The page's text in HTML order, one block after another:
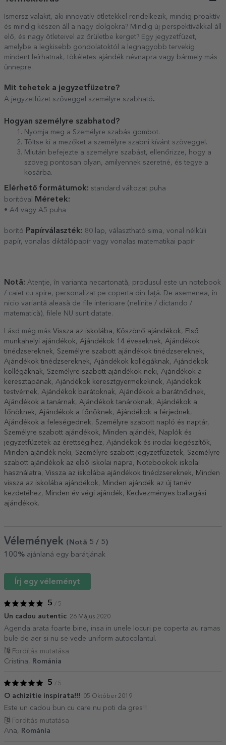
Ismersz valakit, aki innovatív ötletekkel rendelkezik, mindig proaktív
és mindig készen áll a nagy dolgokra? Mindig új perspektívákkal áll
elő, és nagy ötleteivel az őrületbe kerget? Egy jegyzetfüzet,
amelybe a legkisebb gondolatoktól a legnagyobb tervekig
mindent leírhatnak, tökéletes ajándék névnapra vagy bármely más
ünnepre.
Mit tehetek a jegyzetfüzetre?
A jegyzetfüzet szöveggel személyre szabható.
Hogyan személyre szabhatod?
Nyomja meg a Személyre szabás gombot.
Töltse ki a mezőket a személyre szabni kívánt szöveggel.
Miután befejezte a személyre szabást, ellenőrizze, hogy a
szöveg pontosan olyan, amilyennek szeretné, és tegye a
kosárba.
Elérhető formátumok: standard változat puha
borítóval
Méretek:
• A4 vagy A5 puha
borító Papírválaszték: 80 lap, választható sima, vonal nélküli
papír, vonalas diktálópapír vagy vonalas matematikai papír
Notă: Atenție, în varianta necartonată, produsul este un notebook
/ caiet cu spire, personalizat pe coperta din față. De asemenea, în
nicio variantă aleasă de file interioare (nelinite / dictando /
matematică), filele NU sunt datate.
Lásd még más Vissza az iskolába Köszönő ajándékok
Első
munkahelyi ajándékok
Ajándékok 14 éveseknek
Ajándékok
tinédzsereknek
Személyre szabott ajándékok tinédzsereknek
Ajándékok tinédzsereknek
Ajándékok kollégáknak
Ajándékok
kollégáknak
Személyre szabott ajándékok neki
Ajándékok a
keresztapának
Ajándékok keresztgyermekeknek
Ajándékok
testvérnek
Ajándékok barátoknak Ajándékok a barátnődnek
Ajándékok a tanárnak
Ajándékok tanároknak
Ajándékok a
főnöknek
Ajándékok a főnöknek Ajándékok a férjednek
Ajándékok a feleségednek
Személyre szabott napló és naptár,
Személyre szabott ajándékok
Minden ajándék
Naplók és
jegyzetfüzetek az érettségihez
Ajándékok és irodai kiegészítők
Minden ajándék neki
Személyre szabott jegyzetfüzetek
Személyre
szabott ajándékok az első iskolai napra
Notebookok iskolai
használatra
Vissza az iskolába ajándékok tinédzsereknek
Minden
vissza az iskolába ajándékok
Minden ajándék az új tanév
kezdetéhez
Minden év végi ajándék
Kedvezményes ballagási
ajándékok.
Vélemények (Notă 5 / 5)
100% ajánlaná egy barátjának
Írj egy véleményt
5 / 5
Un cadou autentic 26 Május 2020
Agenda arata foarte bine, insa in unele locuri pe coperta au ramas
bule de aer si nu se vede uniform autocolantul.
Fordítás mutatása
Cristina,
Románia
5 / 5
O achizitie inspirata!!! 05 Október 2019
Este un cadou bun cu care nu poti da gres!!
Fordítás mutatása
Ana,
Románia